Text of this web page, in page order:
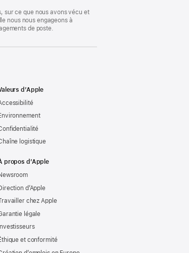
sur ce que nous avons vécu et
nous nous engageons à
de poste.
d’Apple
logistique
propos d’Apple
d’Apple
chez Apple
légale
Investisseurs
et conformité